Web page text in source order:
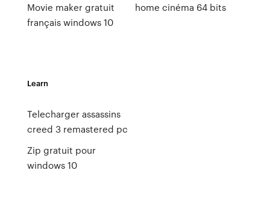
Movie maker gratuit
français windows 10
home cinéma 64 bits
Learn
Telecharger assassins
creed 3 remastered pc
Zip gratuit pour
windows 10